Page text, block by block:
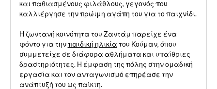
και παθιασμένους φιλάθλους, γεγονός που
καλλιέργησε την πρώιμη αγάπη του για το παιχνίδι.
Η ζωντανή κοινότητα του Ζαντάμ παρείχε ένα
φόντο για τηνπαιδική ηλικία του Κούμαν, όπου
συμμετείχε σε διάφορα αθλήματα και υπαίθριες
δραστηριότητες. Η έμφαση της πόλης στην ομαδική
εργασία και τον ανταγωνισμό επηρέασε την
ανάπτυξή του ως παίκτη.